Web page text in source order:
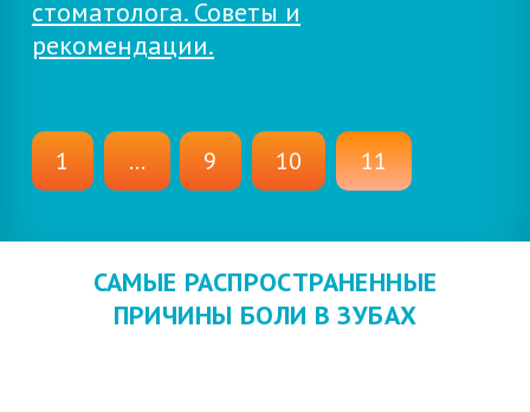
стоматолога. Советы и
рекомендации.
1 ... 9 10 11
САМЫЕ РАСПРОСТРАНЕННЫЕ
ПРИЧИНЫ БОЛИ В ЗУБАХ